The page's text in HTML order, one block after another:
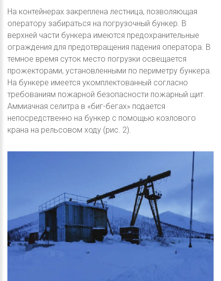
На контейнерах закреплена лестница, позволяющая
оператору забираться на погрузочный бункер. В
верхней части бункера имеются предохранительные
ограждения для предотвращения падения оператора. В
темное время суток место погрузки освещается
прожекторами, установленными по периметру бункера.
На бункере имеется укомплектованный согласно
требованиям пожарной безопасности пожарный щит.
Аммиачная селитра в «биг-бегах» подается
непосредственно на бункер с помощью козлового
крана на рельсовом ходу (рис. 2).